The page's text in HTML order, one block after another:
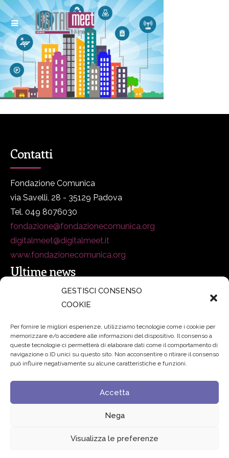
GESTISCI CONSENSO
COOKIE
Per fornire le migliori esperienze, utilizziamo tecnologie come i cookie per
memorizzare e/o accedere alle informazioni del dispositivo. Il consenso a
queste tecnologie ci permetterà di elaborare dati come il comportamento di
navigazione o ID unici su questo sito. Non acconsentire o ritirare il consenso
può influire negativamente su alcune caratteristiche e funzioni.
Accetta
Nega
Visualizza le preferenze
Contatti
Fondazione Comunica
via Savelli, 28 - 35129 Padova
Tel. 049 8076030
fondazione@fondazionecomunica.org
digitalmeet@digitalmeet.it
www.fondazionecomunica.org
Ultime news
secsolutionforum 2026: è Bologna la nuova capitale
Padre Benanti: «Intelligenza artificiale? Contro i nuovi
algoritmi del potere serve una governance condivisa»
Edvance – Digital Education Hub Higher Education